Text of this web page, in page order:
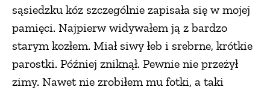
sąsiedzku kóz szczególnie zapisała się w mojej
pamięci. Najpierw widywałem ją z bardzo
starym kozłem. Miał siwy łeb i srebrne, krótkie
parostki. Później zniknął. Pewnie nie przeżył
zimy. Nawet nie zrobiłem mu fotki, a taki